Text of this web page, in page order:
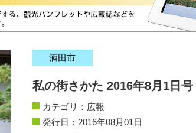
酒田市
私の街さかた 2016年8月1日号
カテゴリ： 広報
発行日：2016年08月01日